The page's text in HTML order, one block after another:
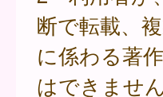
断で転載、
に係わる著
はできません